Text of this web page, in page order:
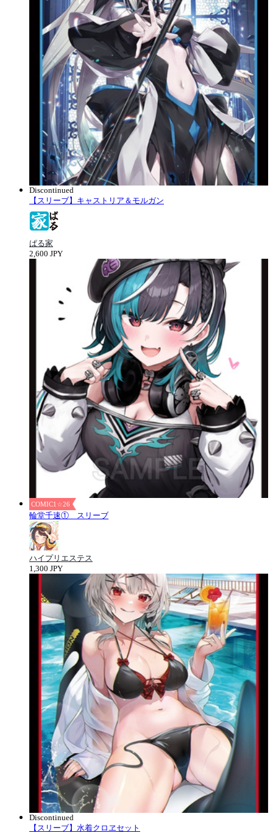
Discontinued
【スリーブ】キャストリア＆モルガン
ぱる家
2,600 JPY
COMIC1☆26
輪堂千速① スリーブ
ハイプリエステス
1,300 JPY
Discontinued
【スリーブ】水着クロヱセット